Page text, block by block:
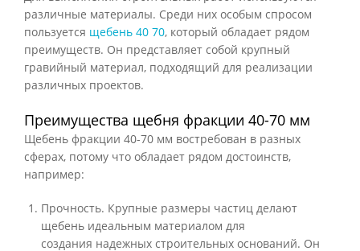
различные материалы. Среди них особым спросом
пользуется щебень 40 70, который обладает рядом
преимуществ. Он представляет собой крупный
гравийный материал, подходящий для реализации
различных проектов.
Преимущества щебня фракции 40-70 мм
Щебень фракции 40-70 мм востребован в разных
сферах, потому что обладает рядом достоинств,
например:
Прочность. Крупные размеры частиц делают
щебень идеальным материалом для
создания надежных строительных оснований. Он